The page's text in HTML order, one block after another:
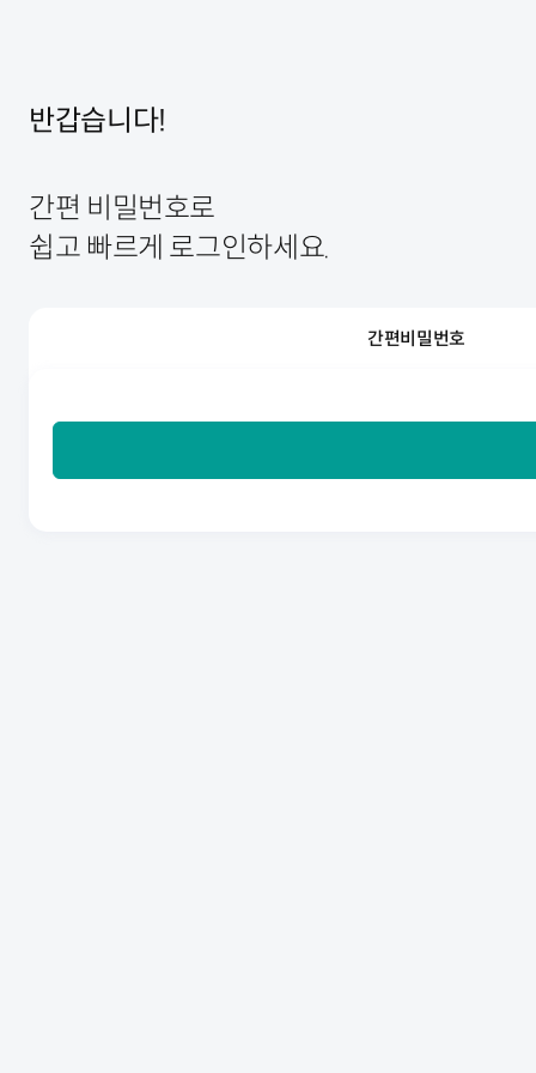
반갑습니다!
간편 비밀번호로
쉽고 빠르게 로그인하세요.
간편비밀번호